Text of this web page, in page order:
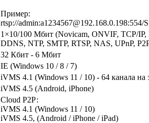
Пример:
rtsp://admin:a1234567@192.168.0.198:554/
1×10/100 Мбит (Novicam, ONVIF, TCP/IP,
DDNS, NTP, SMTP, RTSP, NAS, UPnP,
32 Кбит - 6 Мбит
IE (Windows 10 / 8 / 7)
iVMS 4.1 (Windows 11 / 10) - 64 канала на
iVMS 4.5 (Android, iPhone)
Cloud Р2Р:
iVMS 4.1 (Windows 11 / 10)
iVMS 4.5, (Android / iPhone / iPad)